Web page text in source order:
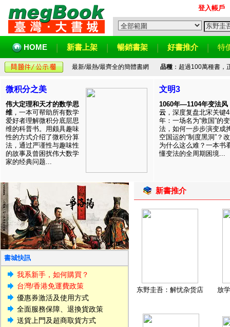
登入帳戶
HOME 新書上架 暢銷書架 好書推介 特
最新/最熱/最齊全的簡體書網 品種：超過100萬種書，
微积分之美
伟大定理和天才的数学思
维 ，一本可帮助所有数学
爱好者理解微积分底层思
维的科普书。用颇具趣味
性的方式介绍了微积分算
法，通过严谨性与趣味性
的故事及曾困扰伟大数学
家的经典问题...
文明3
1060年—1104年变法风
云 ，深度复盘北宋关键
年：一场名为“救国”的变
法，如何一步步演变成
空国运的“制度黑洞”？
为什么这么难？一本书
懂变法的全周期困境...
書城快訊
我系新手，如何購買？
台灣/香港免運費政策
優惠券激活及使用方式
全面服務保障、退換貨政策
送貨上門及超商取貨方式
新書推介
东野圭吾：解忧杂货店 放